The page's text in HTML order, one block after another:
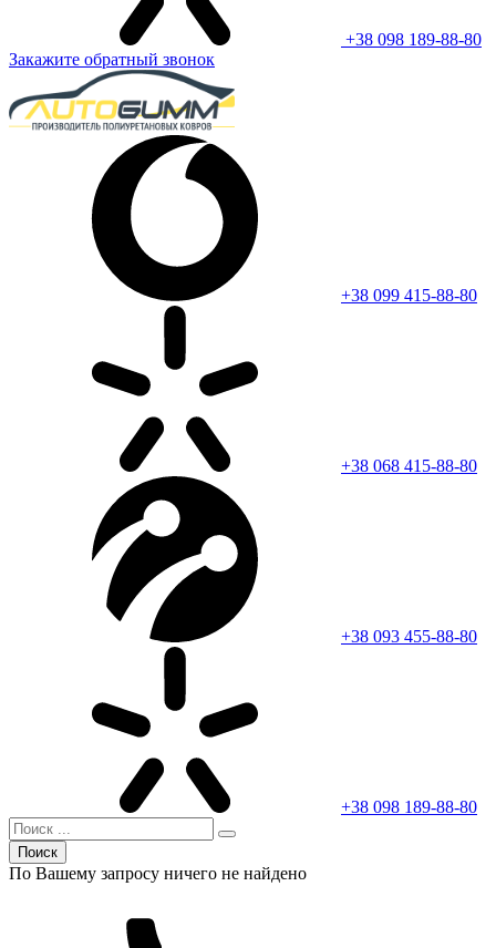
+38 098 189-88-80
Закажите обратный звонок
+38 099 415-88-80
+38 068 415-88-80
+38 093 455-88-80
+38 098 189-88-80
Поиск
По Вашему запросу ничего не найдено